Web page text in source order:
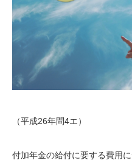
（平成26年問4エ）
付加年金の給付に要する費用